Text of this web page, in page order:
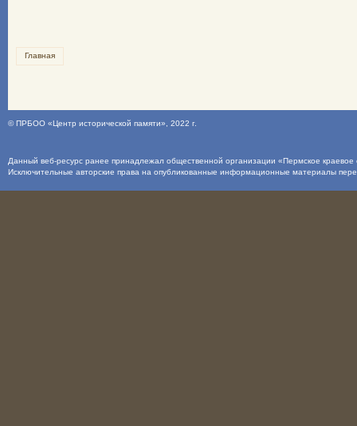
Главная
©ПРБОО «Центр исторической памяти» , 2022 г.
Данный веб-ресурс ранее принадлежал общественной организации «Пермское
Исключительные авторские права на опубликованные информационные материалы